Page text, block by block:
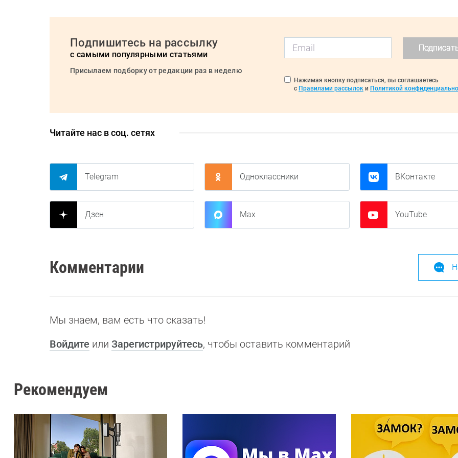
Подпишитесь на рассылку
с самыми популярными статьями
Присылаем подборку от редакции раз в неделю
Нажимая кнопку подписаться, вы соглашаетесь
с Правилами рассылок и Политикой
Читайте нас в соц. сетях
Telegram Одноклассники ВКонтакте
Дзен Max YouTube
Комментарии
Мы знаем, вам есть что сказать!
Войдите или Зарегистрируйтесь, чтобы оставить комментарий
Рекомендуем